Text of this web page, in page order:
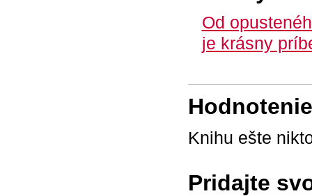
Od
je krásny
Knihu ešte
Pridajte